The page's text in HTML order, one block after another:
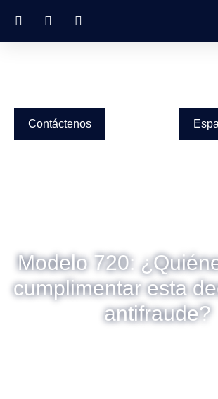
Contáctenos
Modelo 720:
cumplimentar esta
antifraude?